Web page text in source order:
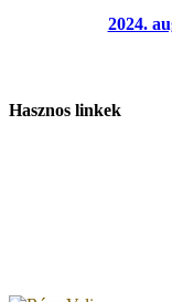
2024.
Hasznos linkek